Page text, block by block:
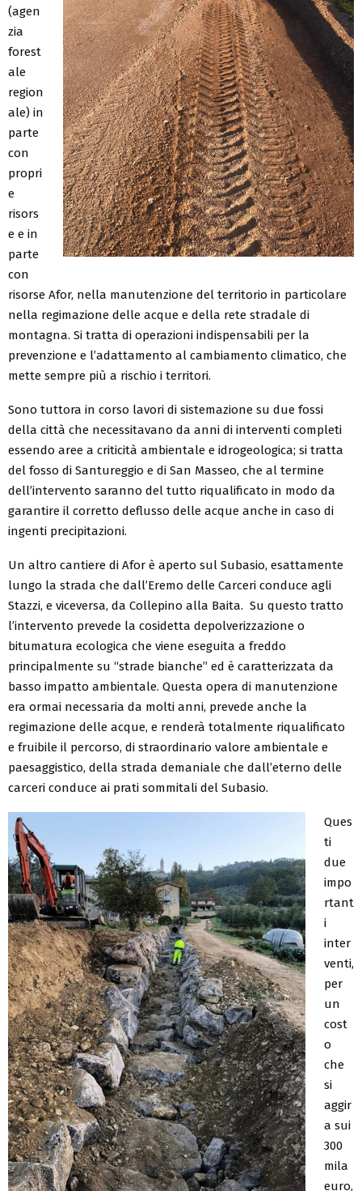
(agen
zia
forest
ale
region
ale) in
parte
con
propri
e
risors
e e in
parte
con
risorse Afor, nella manutenzione del territorio in particolare
nella regimazione delle acque e della rete stradale di
montagna. Si tratta di operazioni indispensabili per la
prevenzione e l’adattamento al cambiamento climatico, che
mette sempre più a rischio i territori.
Sono tuttora in corso lavori di sistemazione su due fossi
della città che necessitavano da anni di interventi completi
essendo aree a criticità ambientale e idrogeologica; si tratta
del fosso di Santureggio e di San Masseo, che al termine
dell’intervento saranno del tutto riqualificato in modo da
garantire il corretto deflusso delle acque anche in caso di
ingenti precipitazioni.
Un altro cantiere di Afor è aperto sul Subasio, esattamente
lungo la strada che dall’Eremo delle Carceri conduce agli
Stazzi, e viceversa, da Collepino alla Baita. Su questo tratto
l’intervento prevede la cosidetta depolverizzazione o
bitumatura ecologica che viene eseguita a freddo
principalmente su “strade bianche” ed è caratterizzata da
basso impatto ambientale. Questa opera di manutenzione
era ormai necessaria da molti anni, prevede anche la
regimazione delle acque, e renderà totalmente riqualificato
e fruibile il percorso, di straordinario valore ambientale e
paesaggistico, della strada demaniale che dall’eterno delle
carceri conduce ai prati sommitali del Subasio.
Ques
ti
due
impo
rtant
i
inter
venti,
per
un
cost
o
che
si
aggir
a sui
300
mila
euro,